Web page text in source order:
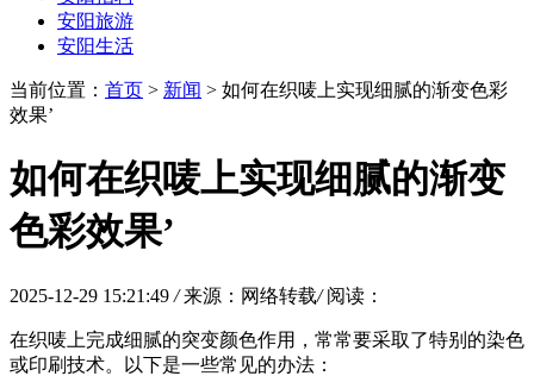
安阳旅游
安阳生活
当前位置： 首页 > 新闻 > 如何在织唛上实现细腻的渐变色彩
效果’
如何在织唛上实现细腻的渐变
色彩效果’
2025-12-29 15:21:49 / 来源：网络转载/ 阅读：
在织唛上完成细腻的突变颜色作用，常常要采取了特别的染色
或印刷技术。以下是一些常见的办法：